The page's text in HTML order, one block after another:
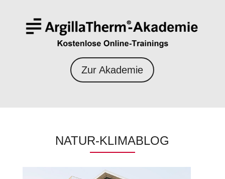
Zur Akademie
NATUR-KLIMABLOG